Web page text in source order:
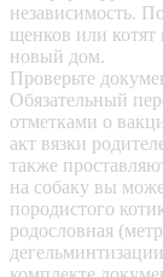
независимость.
щенков или
новый дом.
Проверьте
Обязательный
отметками о
акт вязки
также
на собаку вы
породистого
родословная